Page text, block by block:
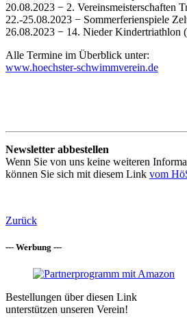
20.08.2023 − 2. Vereinsmeisterschaften
22.-25.08.2023 − Sommerferienspiele
26.08.2023 − 14. Nieder Kindertriathlon
Alle Termine im Überblick unter:
www.hoechster-schwimmverein.de
Newsletter abbestellen
Wenn Sie von uns keine weiteren
können Sie sich mit diesem Link vom
Zurück
--- Werbung ---
Bestellungen über diesen Link
unterstützen unseren Verein!